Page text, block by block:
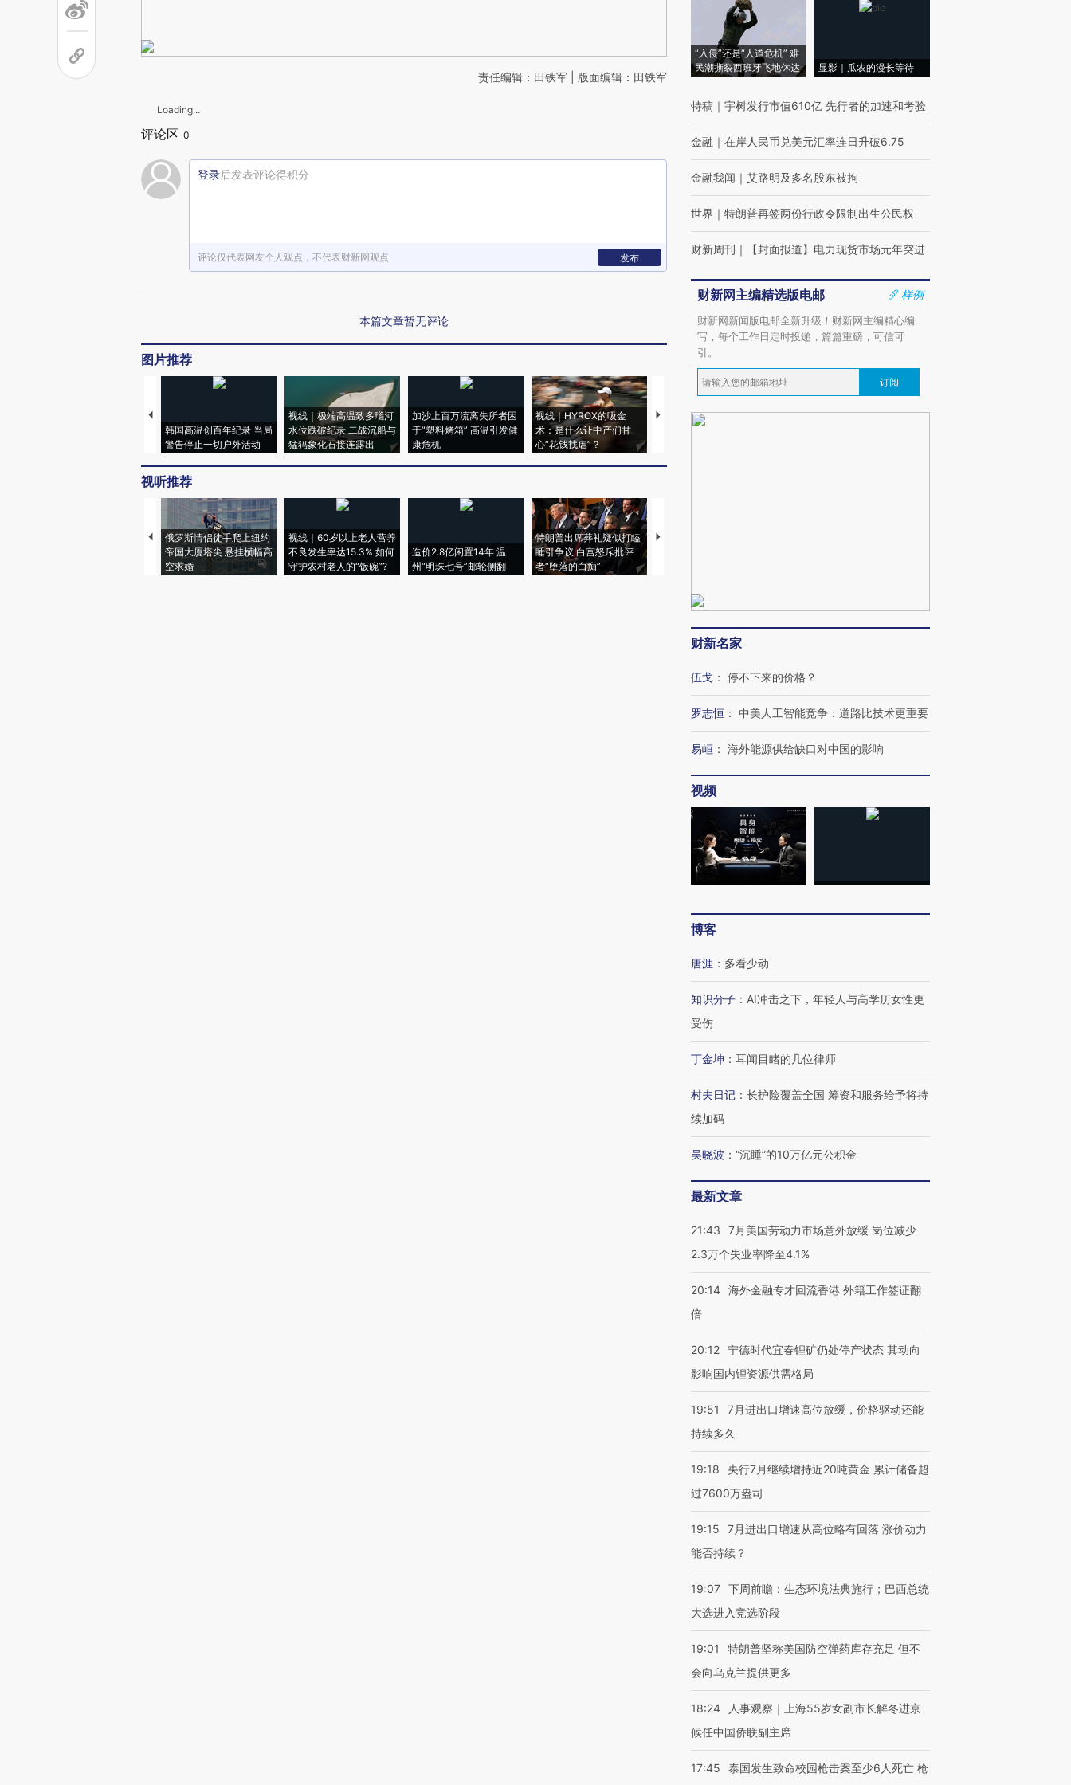
责任编辑：田铁军 | 版面编辑：田铁军
Loading...
评论区 0
登录后发表评论得积分
评论仅代表网友个人观点，不代表财新网观点 发布
本篇文章暂无评论
图片推荐
韩国高温创百年纪录 当局
警告停止一切户外活动
视线｜极端高温致多瑙河
水位跌破纪录 二战沉船与
猛犸象化石接连露出
加沙上百万流离失所者困
于“塑料烤箱” 高温引发健
康危机
视线｜HYROX的吸金
术：是什么让中产们甘
心“花钱找虐”？
马航飞行员跨国走私7万
粒摇头丸 尿检体内含3种
视线｜被称为“蟑螂”的印
视线｜“入侵”还是“人道危
视听推荐
俄罗斯情侣徒手爬上纽约
帝国大厦塔尖 悬挂横幅高
空求婚
视线｜60岁以上老人营养
不良发生率达15.3% 如何
守护农村老人的“饭碗”?
造价2.8亿闲置14年 温
州“明珠七号”邮轮侧翻
特朗普出席葬礼疑似打瞌
睡引争议 白宫怒斥批评
者“堕落的白痴”
“入侵”还是“人道危机” 难
民潮撕裂西班牙飞地休达
显影｜瓜农的漫长等待
特稿 ｜ 宇树发行市值610亿 先行者的加速和考验
金融 ｜ 在岸人民币兑美元汇率连日升破6.75
金融我闻 ｜ 艾路明及多名股东被拘
世界 ｜ 特朗普再签两份行政令限制出生公民权
财新周刊 ｜ 【封面报道】电力现货市场元年突进
财新网主编精选版电邮
样例
财新网新闻版电邮全新升级！财新网主编精心编
写，每个工作日定时投递，篇篇重磅，可信可
引。
订阅
财新名家
伍戈 ： 停不下来的价格？
罗志恒 ： 中美人工智能竞争：道路比技术更重要
易峘 ： 海外能源供给缺口对中国的影响
视频
博客
唐涯 ： 多看少动
知识分子 ： AI冲击之下，年轻人与高学历女性更
受伤
丁金坤 ： 耳闻目睹的几位律师
村夫日记 ： 长护险覆盖全国 筹资和服务给予将持
续加码
吴晓波 ： “沉睡”的10万亿元公积金
最新文章
21:43
7月美国劳动力市场意外放缓 岗位减少
2.3万个失业率降至4.1%
20:14 海外金融专才回流香港 外籍工作签证翻
倍
20:12 宁德时代宜春锂矿仍处停产状态 其动向
影响国内锂资源供需格局
19:51
7月进出口增速高位放缓，价格驱动还能
持续多久
19:18
央行7月继续增持近20吨黄金 累计储备超
过7600万盎司
19:15
7月进出口增速从高位略有回落 涨价动力
能否持续？
19:07 下周前瞻：生态环境法典施行；巴西总统
大选进入竞选阶段
19:01
特朗普坚称美国防空弹药库存充足 但不
会向乌克兰提供更多
18:24
人事观察｜上海55岁女副市长解冬进京
候任中国侨联副主席
17:45 泰国发生致命校园枪击案至少6人死亡 枪